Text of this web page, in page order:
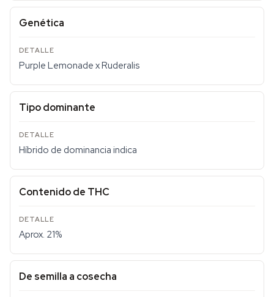
Genética
Purple Lemonade x Ruderalis
Tipo dominante
Híbrido de dominancia indica
Contenido de THC
Aprox. 21%
De semilla a cosecha